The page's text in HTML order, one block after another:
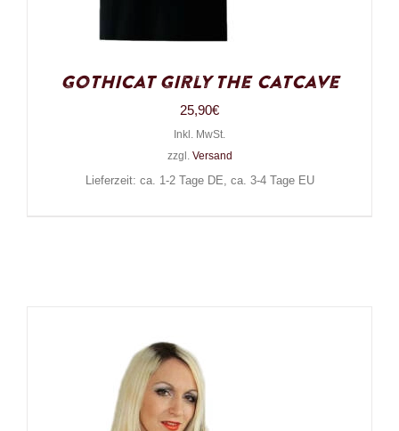
Gothicat Girly The Catcave
25,90€
Inkl. MwSt.
zzgl. Versand
Lieferzeit: ca. 1-2 Tage DE, ca. 3-4 Tage EU